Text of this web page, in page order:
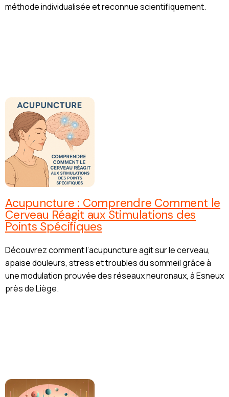
méthode individualisée et reconnue scientifiquement.
Acupuncture : Comprendre Comment le
Cerveau Réagit aux Stimulations des
Points Spécifiques
Découvrez comment l’acupuncture agit sur le cerveau,
apaise douleurs, stress et troubles du sommeil grâce à
une modulation prouvée des réseaux neuronaux, à Esneux
près de Liège.